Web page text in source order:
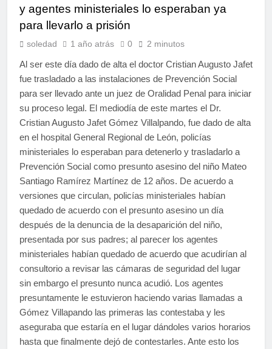
y agentes ministeriales lo esperaban ya
para llevarlo a prisión
soledad 1 año atrás 0 2 minutos
Al ser este día dado de alta el doctor Cristian Augusto Jafet
fue trasladado a las instalaciones de Prevención Social
para ser llevado ante un juez de Oralidad Penal para iniciar
su proceso legal. El mediodía de este martes el Dr.
Cristian Augusto Jafet Gómez Villalpando, fue dado de alta
en el hospital General Regional de León, policías
ministeriales lo esperaban para detenerlo y trasladarlo a
Prevención Social como presunto asesino del niño Mateo
Santiago Ramírez Martínez de 12 años. De acuerdo a
versiones que circulan, policías ministeriales habían
quedado de acuerdo con el presunto asesino un día
después de la denuncia de la desaparición del niño,
presentada por sus padres; al parecer los agentes
ministeriales habían quedado de acuerdo que acudirían al
consultorio a revisar las cámaras de seguridad del lugar
sin embargo el presunto nunca acudió. Los agentes
presuntamente le estuvieron haciendo varias llamadas a
Gómez Villapando las primeras las contestaba y les
aseguraba que estaría en el lugar dándoles varios horarios
hasta que finalmente dejó de contestarles. Ante esto los